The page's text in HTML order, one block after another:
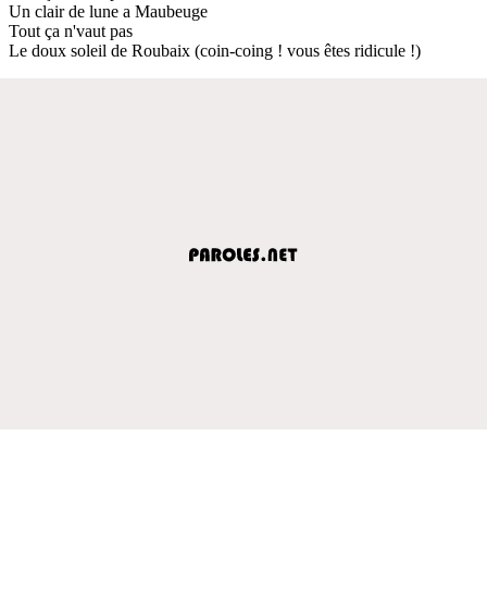
Un clair de lune a Maubeuge
Tout ça n'vaut pas
Le doux soleil de Roubaix (coin-coing ! vous êtes ridicule !)